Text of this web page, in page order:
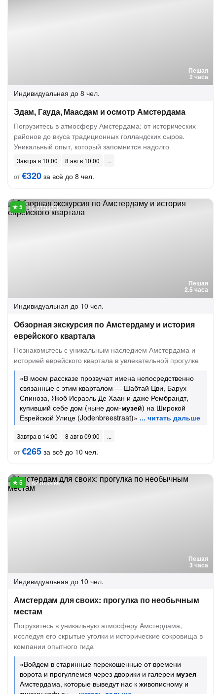
Пешая
2 часа
Индивидуальная до 8 чел.
Эдам, Гауда, Маасдам и осмотр Амстердама
Погрузитесь в атмосферу Амстердама: от исторических
районов до вкуса традиционных голландских сыров.
Уникальный опыт, который запомнится надолго
Завтра в 10:00
8 авг в 10:00
от€320 за всё до 8 чел.
Пешая
2.5 часа
10 отзывов
Индивидуальная до 10 чел.
Обзорная экскурсия по Амстердаму и история
еврейского квартала
Познакомьтесь с уникальным наследием Амстердама и
историей еврейского квартала в увлекательной прогулке
«В моем рассказе прозвучат имена непосредственно
связанные с этим кварталом — Шабтай Цви, Барух
Спиноза, Якоб Исраэль Де Хаан и даже Рембрандт,
купивший себе дом (ныне дом-музей) на Широкой
Еврейской Улице (Jodenbreestraat)»
Завтра в 14:00
8 авг в 09:00
от€265 за всё до 10 чел.
Пешая
3 часа
162 отзыва
Индивидуальная до 10 чел.
Амстердам для своих: прогулка по необычным
местам
Погрузитесь в уникальную атмосферу Амстердама,
исследуя его скрытые уголки и исторические сокровища в
компании опытного гида
«Войдем в старинные перекошенные от времени
ворота и прогуляемся через дворики и галереи музея
Амстердама, которые выведут нас к живописному и